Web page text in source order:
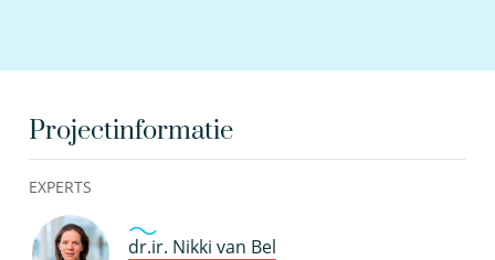
Projectinformatie
EXPERTS
dr.ir. Nikki van Bel